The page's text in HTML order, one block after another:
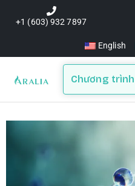
+1 (603) 932 7897
English
Chương trình